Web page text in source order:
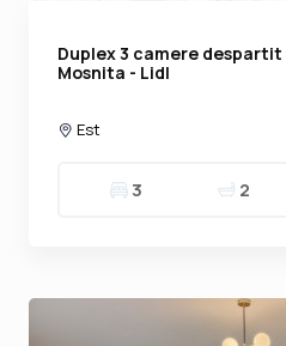
Duplex 3 camere
Mosnita - Lidl
Est
3 2